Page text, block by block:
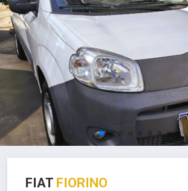
FIAT FIORINO